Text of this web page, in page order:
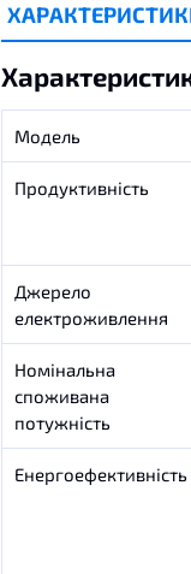
Модель
Продуктивність
Джерело
електроживлення
Номінальна
споживана
потужність
Енергоефективність